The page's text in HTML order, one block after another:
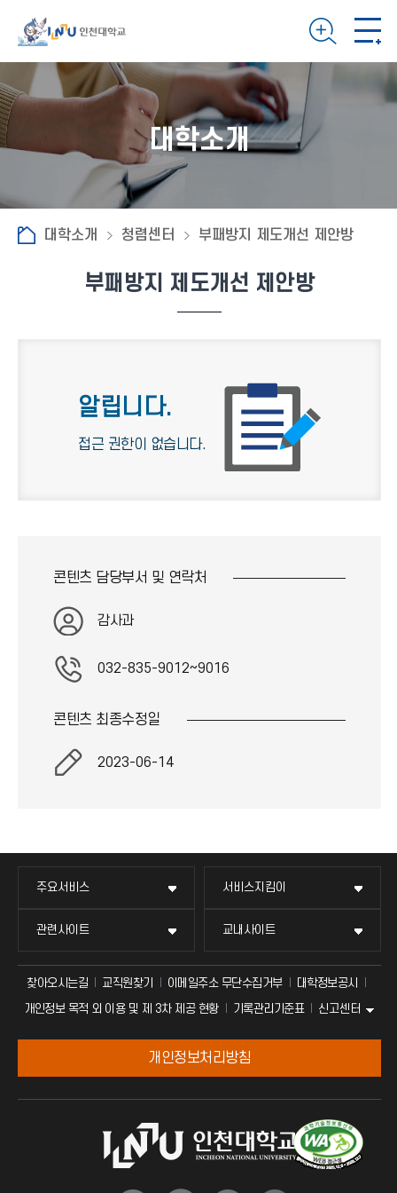
대학소개
대학소개 청렴센터 부패방지 제도개선 제안방
부패방지 제도개선 제안방
알립니다.
접근 권한이 없습니다.
콘텐츠 담당부서 및 연락처
감사과
032-835-9012~9016
콘텐츠 최종수정일
2023-06-14
주요서비스 서비스지킴이
관련사이트 교내사이트
찾아오시는길 교직원찾기 이메일주소 무단수집거부
대학정보공시
개인정보 목적 외 이용 및 제 3차 제공 현황
기록관리기준표 신고센터
개인정보처리방침